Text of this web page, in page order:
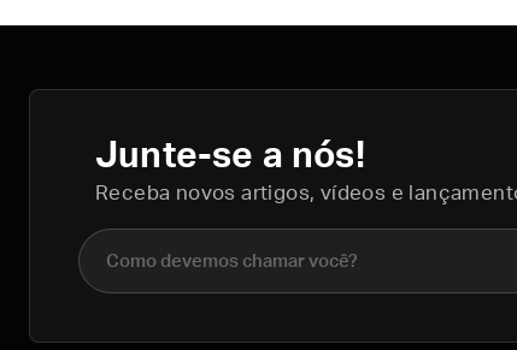
Junte-se a nós!
Receba novos artigos, vídeos e
Nome completo